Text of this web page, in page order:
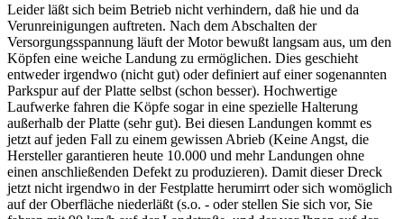
Leider läßt sich beim Betrieb nicht verhindern, daß hie und da
Verunreinigungen auftreten. Nach dem Abschalten der
Versorgungsspannung läuft der Motor bewußt langsam aus, um den
Köpfen eine weiche Landung zu ermöglichen. Dies geschieht
entweder irgendwo (nicht gut) oder definiert auf einer sogenannten
Parkspur auf der Platte selbst (schon besser). Hochwertige
Laufwerke fahren die Köpfe sogar in eine spezielle Halterung
außerhalb der Platte (sehr gut). Bei diesen Landungen kommt es
jetzt auf jeden Fall zu einem gewissen Abrieb (Keine Angst, die
Hersteller garantieren heute 10.000 und mehr Landungen ohne
einen anschließenden Defekt zu produzieren). Damit dieser Dreck
jetzt nicht irgendwo in der Festplatte herumirrt oder sich womöglich
auf der Oberfläche niederläßt (s.o. - oder stellen Sie sich vor, Sie